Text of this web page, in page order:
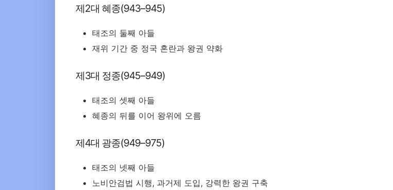
제2대 혜종(943–945)
태조의 둘째 아들
재위 기간 중 정국 혼란과 왕권 약화
제3대 정종(945–949)
태조의 셋째 아들
혜종의 뒤를 이어 왕위에 오름
제4대 광종(949–975)
태조의 넷째 아들
노비안검법 시행, 과거제 도입, 강력한 왕권 구축